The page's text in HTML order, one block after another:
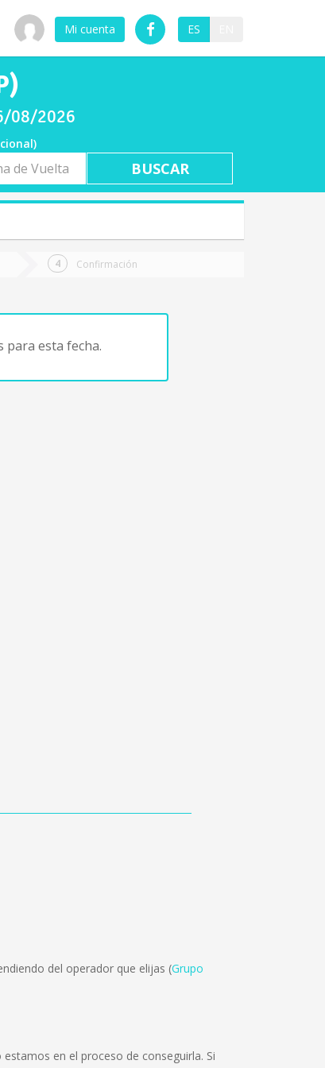
Mi cuenta ES
08/2026
Confirmación
esta fecha.
del operador que elijas (Grupo
en el proceso de conseguirla. Si